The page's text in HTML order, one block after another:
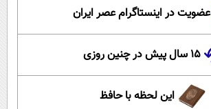
عضویت در اینستاگرام عصر ایران
۱۵ سال پیش در چنین روزی
این لحظه با حافظ